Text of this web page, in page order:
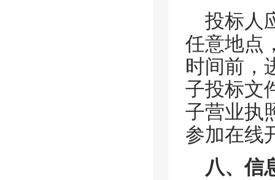
投标人
任意地点
时间前，
子投标文
子营业执
参加在线
八、信